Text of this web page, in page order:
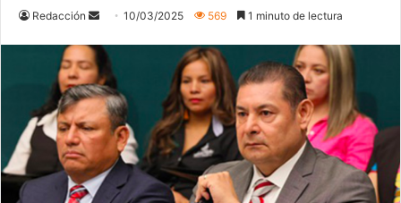
Redacción
d
a
n
m
a
10/03/2025 569 1 minuto de lectura